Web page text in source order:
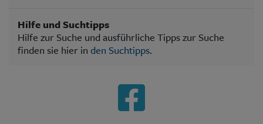
Hilfe und Suchtipps
Hilfe zur Suche und ausführliche Tipps zur Suche
finden sie hier in den Suchtipps.